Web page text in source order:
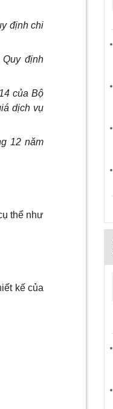
định chi
Quy định
của Bộ
dịch vụ
12 năm
thể như
kế của